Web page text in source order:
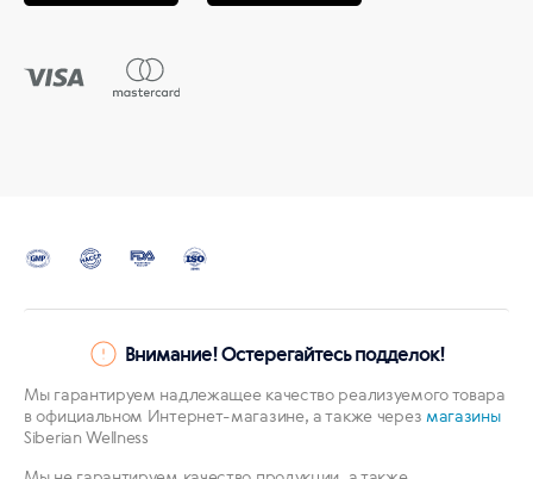
Внимание! Остерегайтесь подделок!
Мы гарантируем надлежащее качество реализуемого товара
в официальном Интернет-магазине, а также через магазины
Siberian Wellness